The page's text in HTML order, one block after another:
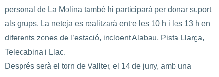
personal de La Molina també hi participarà per donar suport
als grups. La neteja es realitzarà entre les 10 h i les 13 h en
diferents zones de l’estació, incloent Alabau, Pista Llarga,
Telecabina i Llac.
Després serà el torn de Vallter, el 14 de juny, amb una